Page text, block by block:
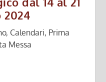
2024
, Calendari, Prima
Messa